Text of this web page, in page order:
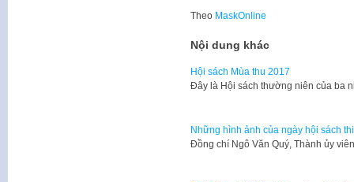
Theo MaskOnline
Nội dung khác
Hội sách Mùa thu 2017
Đây là Hội sách thường niên của ba
Những hình ảnh của ngày hội sách
Đồng chí Ngô Văn Quý, Thành ủy